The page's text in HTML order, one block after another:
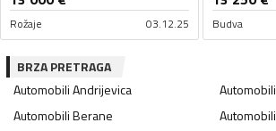
Rožaje 03.12.25 Budva
BRZA PRETRAGA
AutomobiliAndrijevica Automobili
AutomobiliBerane Automobili